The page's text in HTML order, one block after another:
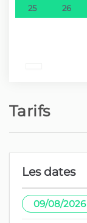
25 26
Tarifs
Les dates
09/08/2026